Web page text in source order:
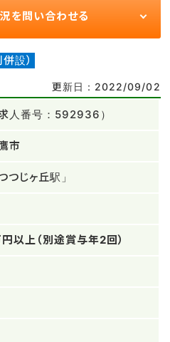
を問い合わせる
設）
更新日：2022/09/02
人番号：592936）
市
つじヶ丘駅」
以上（別途賞与年2回）